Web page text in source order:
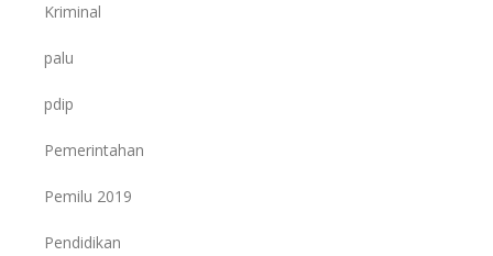
Kriminal
palu
pdip
Pemerintahan
Pemilu 2019
Pendidikan